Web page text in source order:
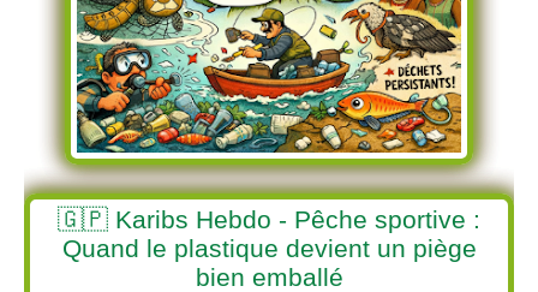
🇬🇵 Karibs Hebdo - Pêche sportive :
Quand le plastique devient un piège
bien emballé